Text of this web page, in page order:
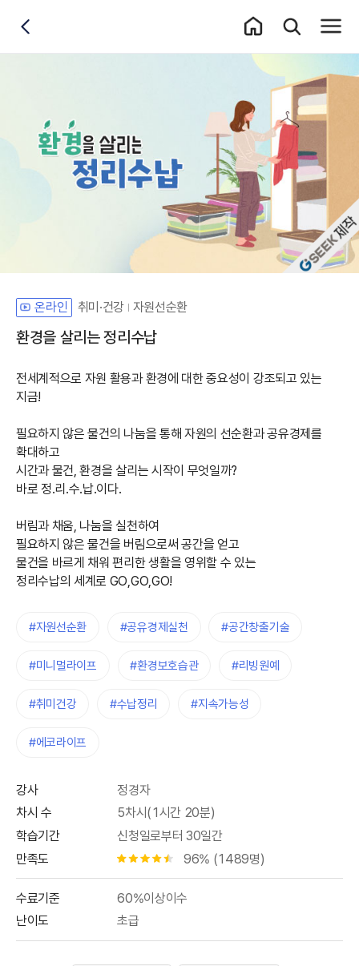
통합검색 레이
전체
뒤로가기
온라인 취미·건강 자원선순환
환경을 살리는 정리수납
전세계적으로 자원 활용과 환경에 대한 중요성이 강조되고 있는
지금!
필요하지 않은 물건의 나눔을 통해 자원의 선순환과 공유경제를
확대하고
시간과 물건, 환경을 살리는 시작이 무엇일까?
바로 정.리.수.납.이다.
버림과 채움, 나눔을 실천하여
필요하지 않은 물건을 버림으로써 공간을 얻고
물건을 바르게 채워 편리한 생활을 영위할 수 있는
정리수납의 세계로 GO,GO,GO!
#자원선순환 #공유경제실천 #공간창출기술
#미니멀라이프 #환경보호습관 #리빙원예
#취미건강 #수납정리 #지속가능성
#에코라이프
강사
정경자
차시 수
5차시(1시간 20분)
학습기간
신청일로부터 30일간
만족도
별점 4.5개 96% (1489명)
수료기준
60%이상이수
난이도
초급
자체개발 강좌G